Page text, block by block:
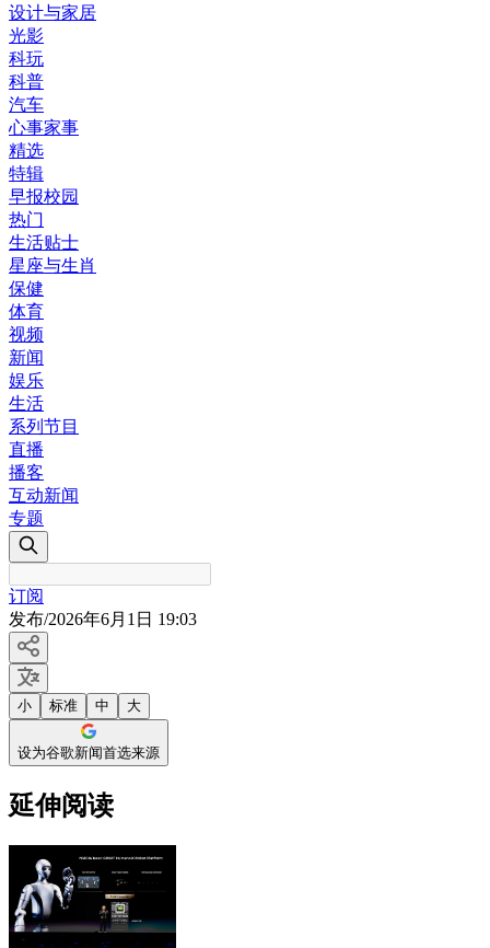
设计与家居
光影
科玩
科普
汽车
心事家事
精选
特辑
早报校园
热门
生活贴士
星座与生肖
保健
体育
视频
新闻
娱乐
生活
系列节目
直播
播客
互动新闻
专题
订阅
发布/2026年6月1日 19:03
小 标准 中 大
设为谷歌新闻首选来源
延伸阅读